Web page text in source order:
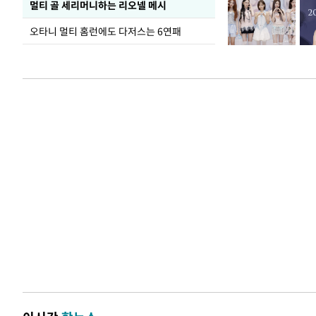
멀티 골 세리머니하는 리오넬 메시
오타니 멀티 홈런에도 다저스는 6연패